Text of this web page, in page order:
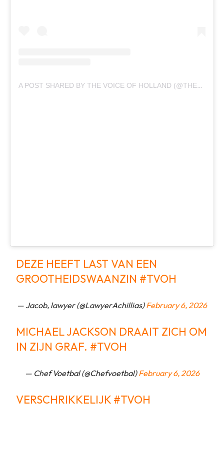
A POST SHARED BY THE VOICE OF HOLLAND (@THEVOICE.RTL)
DEZE HEEFT LAST VAN EEN
GROOTHEIDSWAANZIN #TVOH
— Jacob, lawyer (@LawyerAchillias)February 6, 2026
MICHAEL JACKSON DRAAIT ZICH OM
IN ZIJN GRAF. #TVOH
— Chef Voetbal (@Chefvoetbal)February 6, 2026
VERSCHRIKKELIJK #TVOH